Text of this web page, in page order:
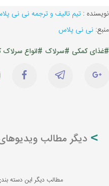
نویسنده : تیم تالیف و ترجمه نی نی
منبع: نی نی پلاس
#غذای کمکی #سرلاک #انواع
دیگر مطالب
مطالب دیگر این دسته